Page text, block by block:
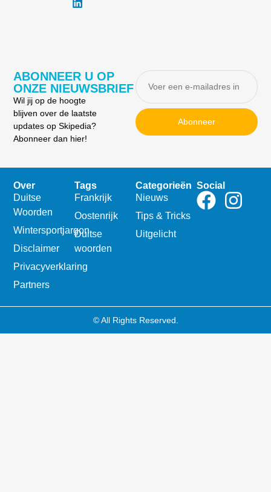
ABONNEER U OP
ONZE NIEUWSBRIEF
Wil jij op de hoogte
blijven over de laatste
updates op Skipedia?
Abonneer dan hier!
Abonneer
Over
Duitse
Woorden
Wintersportjargon
Disclaimer
Privacyverklaring
Partners
Tags
Frankrijk
Oostenrijk
Duitse
woorden
Categorieën
Nieuws
Tips & Tricks
Uitgelicht
Social
© All Rights Reserved.